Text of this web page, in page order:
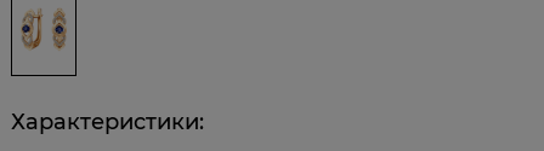
Характеристики: